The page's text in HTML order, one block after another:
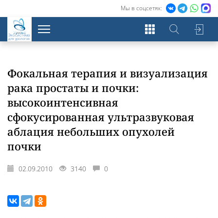
Мы в соцсетях:
Экосистема
для урологов
Фокальная терапия и визуализация
рака простаты и почки:
высокоинтенсивная
сфокусированная ультразвуковая
аблация небольших опухолей
почки
02.09.2010 3140 0